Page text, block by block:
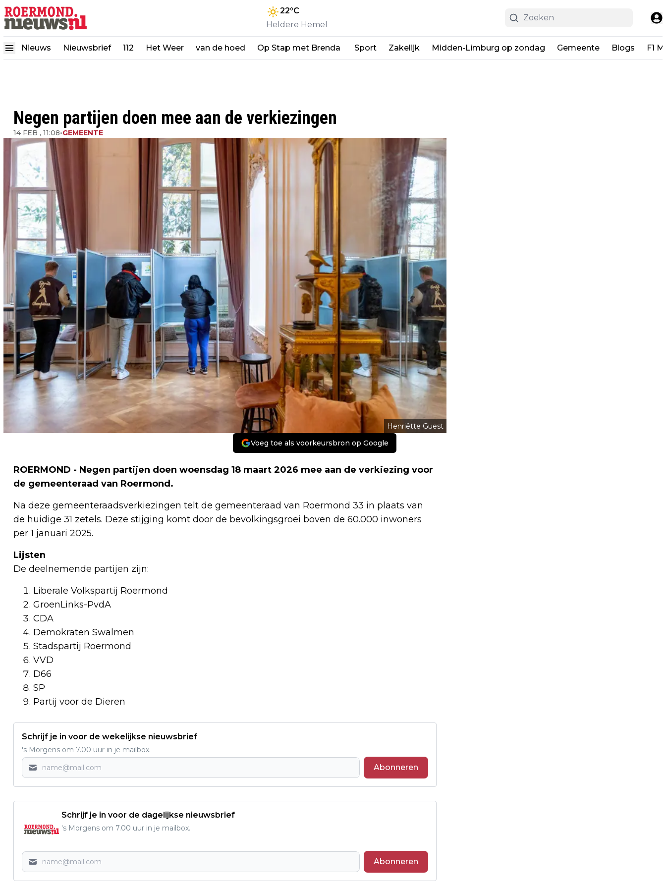
22°C
Heldere Hemel
Nieuws Nieuwsbrief 112 Het Weer van de hoed Op Stap met Brenda Sport Zakelijk Midden-Limburg op zondag Gemeente Blogs F1
Negen partijen doen mee aan de verkiezingen
14 FEB , 11:08•GEMEENTE
Henriëtte Guest
Voeg toe als voorkeursbron op Google
ROERMOND - Negen partijen doen woensdag 18 maart 2026 mee aan de verkiezing voor
de gemeenteraad van Roermond.
Na deze gemeenteraadsverkiezingen telt de gemeenteraad van Roermond 33 in plaats van
de huidige 31 zetels. Deze stijging komt door de bevolkingsgroei boven de 60.000 inwoners
per 1 januari 2025.
Lijsten
De deelnemende partijen zijn:
Liberale Volkspartij Roermond
GroenLinks-PvdA
CDA
Demokraten Swalmen
Stadspartij Roermond
VVD
D66
SP
Partij voor de Dieren
Schrijf je in voor de wekelijkse nieuwsbrief
's Morgens om 7.00 uur in je mailbox.
Abonneren
Schrijf je in voor de dagelijkse nieuwsbrief
's Morgens om 7.00 uur in je mailbox.
Abonneren